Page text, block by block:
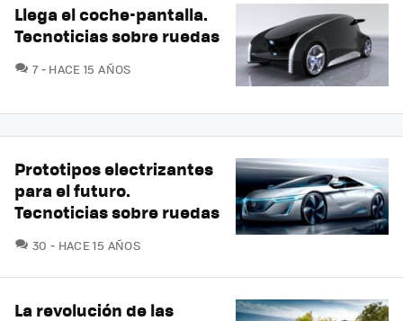
Llega el coche-pantalla.
Tecnoticias sobre ruedas
7COMENTARIOS
HACE 15 AÑOS
Prototipos electrizantes
para el futuro.
Tecnoticias sobre ruedas
30 COMENTARIOS
HACE 15 AÑOS
La revolución de las